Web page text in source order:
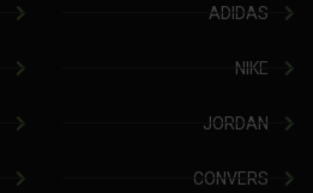
ADIDAS
NIKE
JORDAN
CONVERS